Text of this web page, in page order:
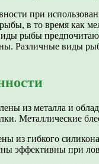
при
в то время как
рыбы
Различные виды
из металла и
Металлические
из гибкого
эффективны при